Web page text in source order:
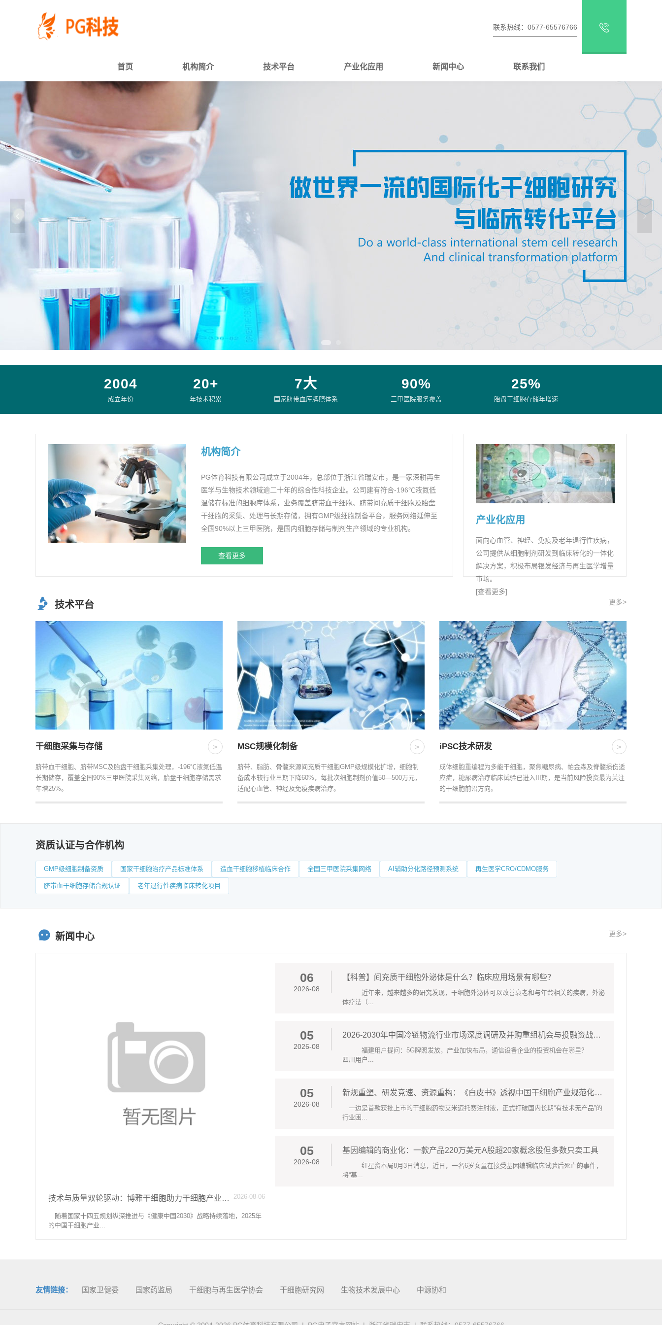
司-
网
站
联系热线：0577-65576766
首页 机构简介 技术平台 产业化应用 新闻中心 联系我们
2004
成立年份
20+
年技术积累
7大
国家脐带血库牌照体系
90%
三甲医院服务覆盖
25%
胎盘干细胞存储年增速
机构简介
PG体育科技有限公司成立于2004年，总部位于浙江省瑞安市，是一家深耕再生
医学与生物技术领域逾二十年的综合性科技企业。公司建有符合-196℃液氮低
温储存标准的细胞库体系，业务覆盖脐带血干细胞、脐带间充质干细胞及胎盘
干细胞的采集、处理与长期存储，拥有GMP级细胞制备平台，服务网络延伸至
全国90%以上三甲医院，是国内细胞存储与制剂生产领域的专业机构。
查看更多
产业化应用
面向心血管、神经、免疫及老年退行性疾病，
公司提供从细胞制剂研发到临床转化的一体化
解决方案，积极布局银发经济与再生医学增量
市场。
[查看更多]
技术平台 更多>
干细胞采集与存储 >
脐带血干细胞、脐带MSC及胎盘干细胞采集处理，-196℃液氮低温
长期储存，覆盖全国90%三甲医院采集网络，胎盘干细胞存储需求
年增25%。
MSC规模化制备 >
脐带、脂肪、骨髓来源间充质干细胞GMP级规模化扩增，细胞制
备成本较行业早期下降60%，每批次细胞制剂价值50—500万元，
适配心血管、神经及免疫疾病治疗。
iPSC技术研发 >
成体细胞重编程为多能干细胞，聚焦糖尿病、帕金森及脊髓损伤适
应症，糖尿病治疗临床试验已进入III期，是当前风险投资最为关注
的干细胞前沿方向。
资质认证与合作机构
GMP级细胞制备资质 国家干细胞治疗产品标准体系 造血干细胞移植临床合作 全国三甲医院采集网络 AI辅助分化路径预测系统 再生医学CRO/CDMO服务
脐带血干细胞存储合规认证 老年退行性疾病临床转化项目
新闻中心 更多>
2026-08-06
技术与质量双轮驱动：博雅干细胞助力干细胞产业生态优化
随着国家十四五规划纵深推进与《健康中国2030》战略持续落地，2025年
的中国干细胞产业...
06
2026-08
【科普】间充质干细胞外泌体是什么？临床应用场景有哪些？
近年来，越来越多的研究发现，干细胞外泌体可以改善衰老和与年龄相关的疾病，外泌
体疗法（...
05
2026-08
2026-2030年中国冷链物流行业市场深度调研及并购重组机会与投融资战略研究
福建用户提问：5G牌照发放，产业加快布局，通信设备企业的投资机会在哪里？
四川用户...
05
2026-08
新规重塑、研发竞速、资源重构：《白皮书》透视中国干细胞产业规范化发展关键一跃
一边是首款获批上市的干细胞药物艾米迈托赛注射液，正式打破国内长期“有技术无产品”的
行业困...
05
2026-08
基因编辑的商业化：一款产品220万美元A股超20家概念股但多数只卖工具
红星资本局8月3日消息，近日，一名6岁女童在接受基因编辑临床试验后死亡的事件，
将“基...
友情链接： 国家卫健委 国家药监局 干细胞与再生医学协会 干细胞研究网 生物技术发展中心 中源协和